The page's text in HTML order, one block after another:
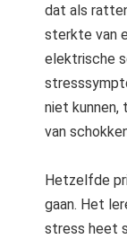
dat als
sterkte van
elektrische
niet kunnen,
van
Hetzelfde
gaan. Het
stress heet